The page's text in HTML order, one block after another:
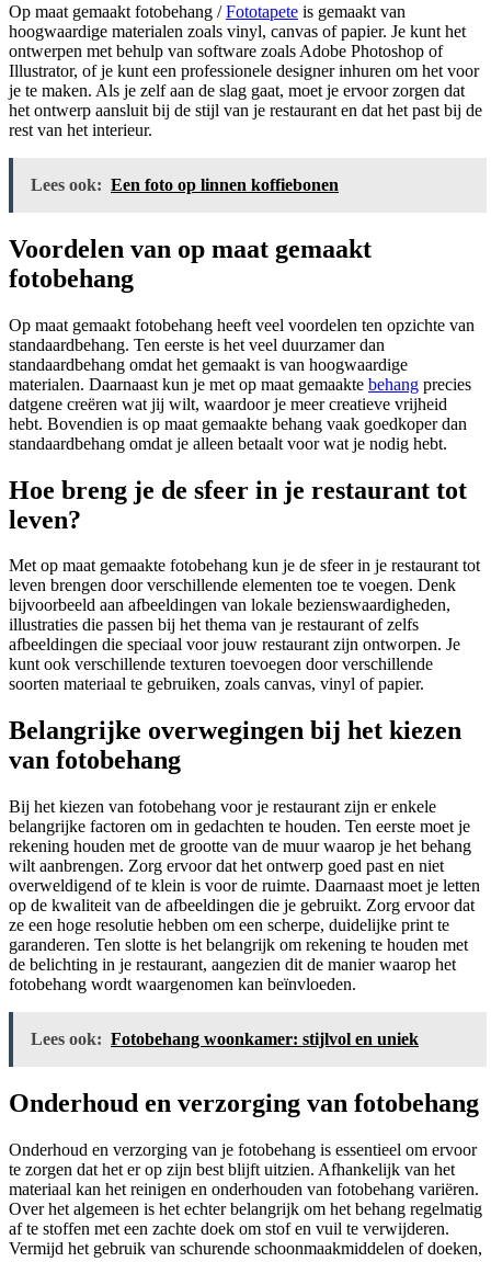
Op maat gemaakt fotobehang /Fototapete is gemaakt van
hoogwaardige materialen zoals vinyl, canvas of papier. Je kunt het
ontwerpen met behulp van software zoals Adobe Photoshop of
Illustrator, of je kunt een professionele designer inhuren om het voor
je te maken. Als je zelf aan de slag gaat, moet je ervoor zorgen dat
het ontwerp aansluit bij de stijl van je restaurant en dat het past bij de
rest van het interieur.
Lees ook: Een foto op linnen koffiebonen
Voordelen van op maat gemaakt
fotobehang
Op maat gemaakt fotobehang heeft veel voordelen ten opzichte van
standaardbehang. Ten eerste is het veel duurzamer dan
standaardbehang omdat het gemaakt is van hoogwaardige
materialen. Daarnaast kun je met op maat gemaakte behang precies
datgene creëren wat jij wilt, waardoor je meer creatieve vrijheid
hebt. Bovendien is op maat gemaakte behang vaak goedkoper dan
standaardbehang omdat je alleen betaalt voor wat je nodig hebt.
Hoe breng je de sfeer in je restaurant tot
leven?
Met op maat gemaakte fotobehang kun je de sfeer in je restaurant tot
leven brengen door verschillende elementen toe te voegen. Denk
bijvoorbeeld aan afbeeldingen van lokale bezienswaardigheden,
illustraties die passen bij het thema van je restaurant of zelfs
afbeeldingen die speciaal voor jouw restaurant zijn ontworpen. Je
kunt ook verschillende texturen toevoegen door verschillende
soorten materiaal te gebruiken, zoals canvas, vinyl of papier.
Belangrijke overwegingen bij het kiezen
van fotobehang
Bij het kiezen van fotobehang voor je restaurant zijn er enkele
belangrijke factoren om in gedachten te houden. Ten eerste moet je
rekening houden met de grootte van de muur waarop je het behang
wilt aanbrengen. Zorg ervoor dat het ontwerp goed past en niet
overweldigend of te klein is voor de ruimte. Daarnaast moet je letten
op de kwaliteit van de afbeeldingen die je gebruikt. Zorg ervoor dat
ze een hoge resolutie hebben om een scherpe, duidelijke print te
garanderen. Ten slotte is het belangrijk om rekening te houden met
de belichting in je restaurant, aangezien dit de manier waarop het
fotobehang wordt waargenomen kan beïnvloeden.
Lees ook: Fotobehang woonkamer: stijlvol en uniek
Onderhoud en verzorging van fotobehang
Onderhoud en verzorging van je fotobehang is essentieel om ervoor
te zorgen dat het er op zijn best blijft uitzien. Afhankelijk van het
materiaal kan het reinigen en onderhouden van fotobehang variëren.
Over het algemeen is het echter belangrijk om het behang regelmatig
af te stoffen met een zachte doek om stof en vuil te verwijderen.
Vermijd het gebruik van schurende schoonmaakmiddelen of doeken,